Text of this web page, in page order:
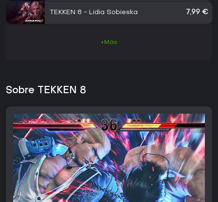
TEKKEN 8 - Lidia Sobieska 7,99 €
+Más
Sobre TEKKEN 8